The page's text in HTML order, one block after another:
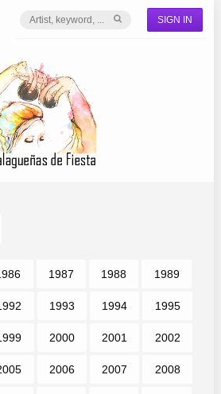
SIGN IN
1987 1988 1989
1993 1994 1995
2000 2001 2002
2006 2007 2008